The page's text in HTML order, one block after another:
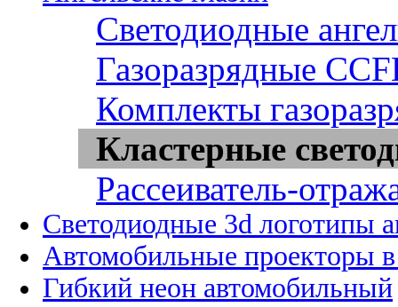
Светодиодные
Газоразрядные
Комплекты
Кластерные
Рассеиватель-
Светодиодные 3d логотипы
Автомобильные проекторы
Гибкий неон автомобильный